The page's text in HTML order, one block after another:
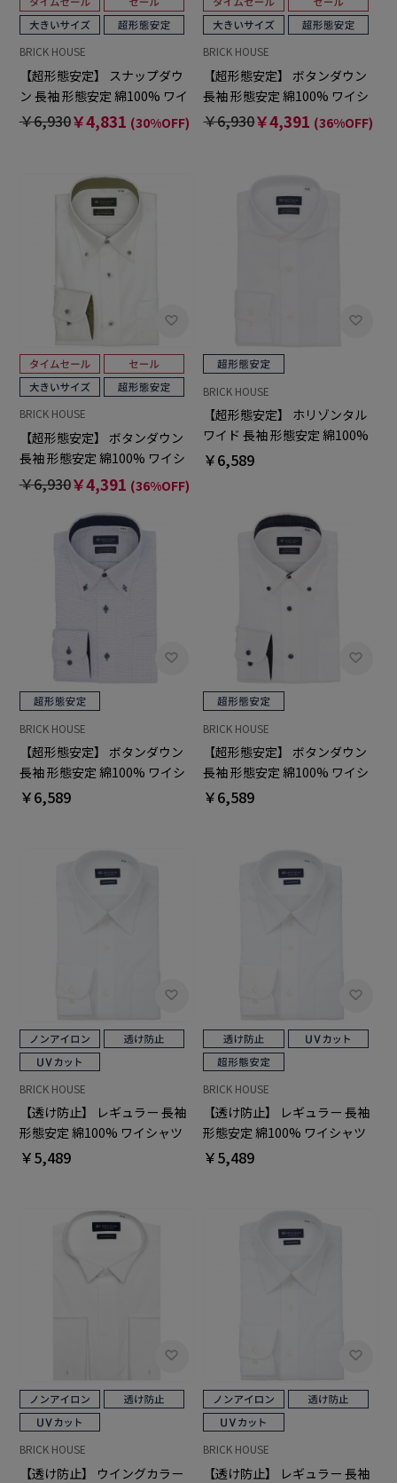
BRICK HOUSE
【超形態安定】 スナップダウ
ン 長袖 形態安定 綿100% ワイ
シャツ 大きいサイズ
￥6,930￥4,831 (30%OFF)
BRICK HOUSE
【超形態安定】 ボタンダウン
長袖 形態安定 綿100% ワイシ
ャツ 大きいサイズ
￥6,930￥4,391 (36%OFF)
BRICK HOUSE
【超形態安定】 ボタンダウン
長袖 形態安定 綿100% ワイシ
ャツ 大きいサイズ
￥6,930￥4,391 (36%OFF)
BRICK HOUSE
【超形態安定】 ホリゾンタル
ワイド 長袖 形態安定 綿100%
ワイシャツ
￥6,589
BRICK HOUSE
【超形態安定】 ボタンダウン
長袖 形態安定 綿100% ワイシ
ャツ
￥6,589
BRICK HOUSE
【超形態安定】 ボタンダウン
長袖 形態安定 綿100% ワイシ
ャツ
￥6,589
BRICK HOUSE
【透け防止】 レギュラー 長袖
形態安定 綿100% ワイシャツ
白無地
￥5,489
BRICK HOUSE
【透け防止】 レギュラー 長袖
形態安定 綿100% ワイシャツ
白無地
￥5,489
BRICK HOUSE
【透け防止】 ウイングカラー
BRICK HOUSE
【透け防止】 レギュラー 長袖